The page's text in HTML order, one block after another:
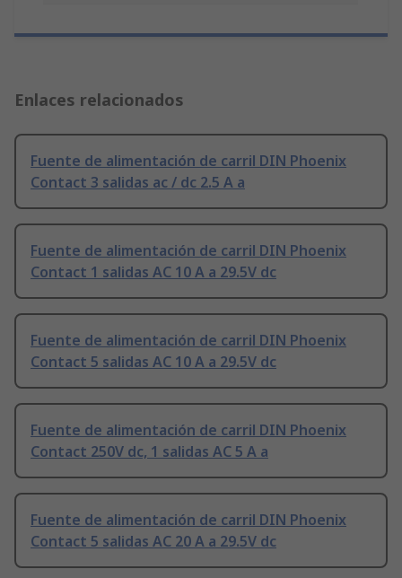
Enlaces relacionados
Fuente de alimentación de carril DIN Phoenix
Contact 3 salidas ac / dc 2.5 A a
Fuente de alimentación de carril DIN Phoenix
Contact 1 salidas AC 10 A a 29.5V dc
Fuente de alimentación de carril DIN Phoenix
Contact 5 salidas AC 10 A a 29.5V dc
Fuente de alimentación de carril DIN Phoenix
Contact 250V dc, 1 salidas AC 5 A a
Fuente de alimentación de carril DIN Phoenix
Contact 5 salidas AC 20 A a 29.5V dc